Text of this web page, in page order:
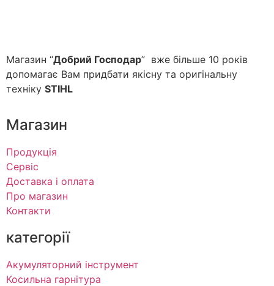
Магазин “Добрий Господар” вже більше 10 років
допомагає Вам придбати якісну та оригінальну
техніку STIHL
Магазин
Продукція
Сервіс
Доставка і оплата
Про магазин
Контакти
категорії
Акумуляторний інструмент
Косильна гарнітура